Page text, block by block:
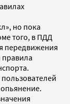
но пока
того, в ПДД
передвижения